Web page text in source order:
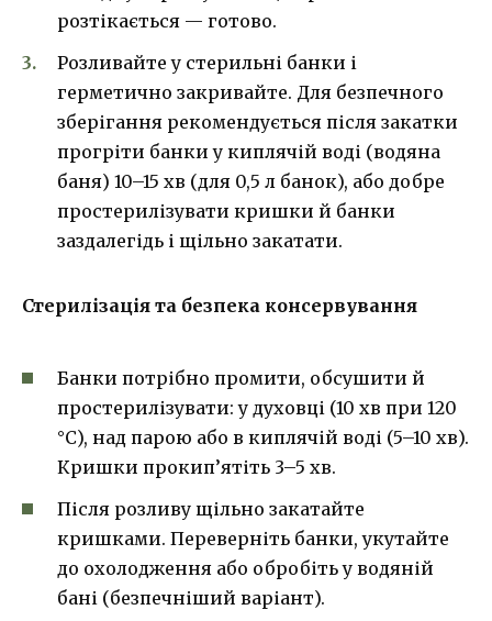
розтікається — готово.
Розливайте у стерильні банки і
герметично закривайте. Для безпечного
зберігання рекомендується після закатки
прогріти банки у киплячій воді (водяна
баня) 10–15 хв (для 0,5 л банок), або добре
простерилізувати кришки й банки
заздалегідь і щільно закатати.
Стерилізація та безпека консервування
Банки потрібно промити, обсушити й
простерилізувати: у духовці (10 хв при 120
°C), над парою або в киплячій воді (5–10 хв).
Кришки прокип’ятіть 3–5 хв.
Після розливу щільно закатайте
кришками. Переверніть банки, укутайте
до охолодження або обробіть у водяній
бані (безпечніший варіант).